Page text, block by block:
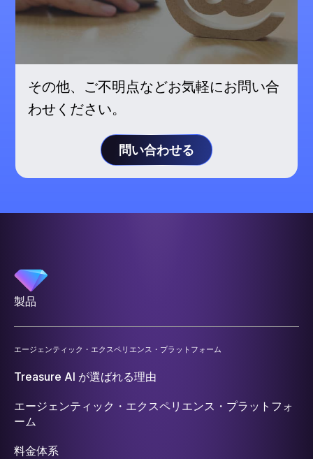
その他、ご不明点などお気軽にお問い合
わせください。
問い合わせる
製品
エージェンティック・エクスペリエンス・プラットフォーム
Treasure AI が選ばれる理由
エージェンティック・エクスペリエンス・プラットフォ
ーム
料金体系